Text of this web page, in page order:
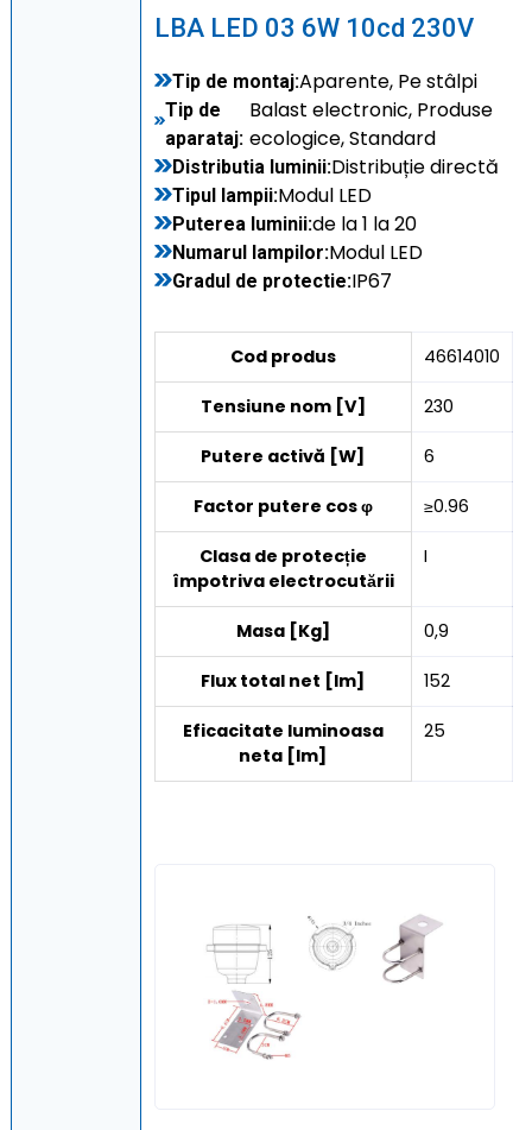
LBA LED 03 6W 10cd 230V
Tip de montaj:Aparente, Pe stâlpi
Tip de
aparataj:
Balast electronic, Produse
ecologice, Standard
Distributia luminii:Distribuție directă
Tipul lampii:Modul LED
Puterea luminii:de la 1 la 20
Numarul lampilor:Modul LED
Gradul de protectie:IP67
Cod produs 46614010
Tensiune nom [V] 230
Putere activă [W] 6
Factor putere cos φ ≥0.96
Clasa de protecție
împotriva electrocutării
I
Masa [Kg] 0,9
Flux total net [lm] 152
Eficacitate luminoasa
neta [lm]
25